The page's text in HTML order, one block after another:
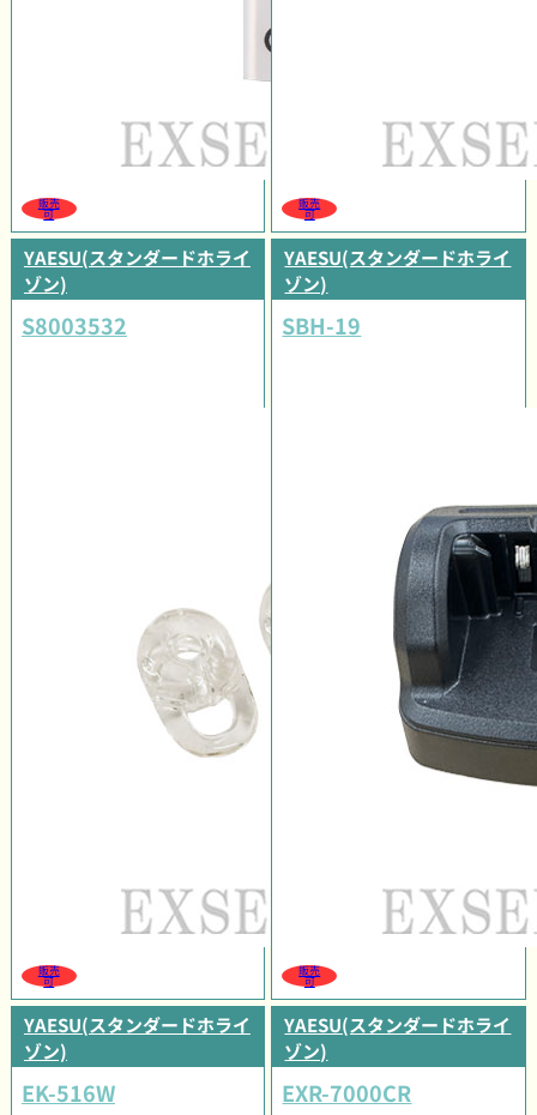
販売
可
販売
可
YAESU(スタンダードホライ
ゾン)
S8003532
販売
可
YAESU(スタンダードホライ
ゾン)
SBH-19
販売
可
YAESU(スタンダードホライ
ゾン)
EK-516W
YAESU(スタンダードホライ
ゾン)
EXR-7000CR